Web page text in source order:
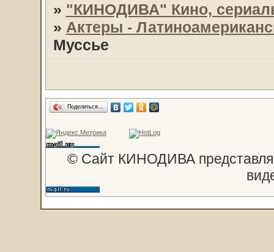
» "КИНОДИВА" Кино,
» Актеры -
Муссье
Поделиться…
© Сайт КИНОДИВА